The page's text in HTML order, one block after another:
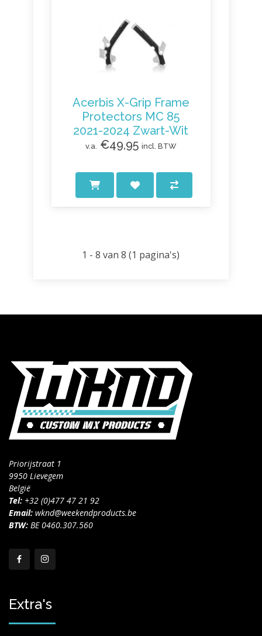
Acerbis X-Grip Frame
Protectors MC 85
2021-2024 Zwart-Wit
v.a. €49,95 incl. BTW
1 - 8 van 8 (1 pagina's)
Priorijstraat 1
9950 Lievegem
België
Tel: +32 (0)477 47 21 92
Email: wknd@weekendproducts.be
BTW: BE 0460.307.560
Extra's